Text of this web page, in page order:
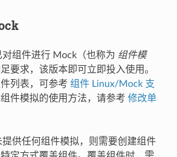
对组件进行 Mock（也称为 组件模
要求，该版本即可立即投入使用。
列表，可参考 组件 Linux/Mock 支
件模拟的使用方法，请参考 修改单
提供任何组件模拟，则需要创建组件